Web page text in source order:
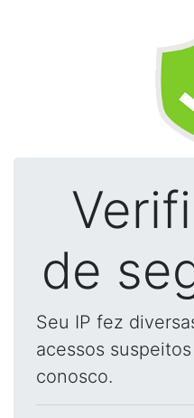
de
Seu IP fez
acessos
conosco.